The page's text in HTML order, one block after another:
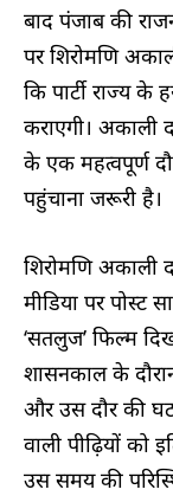
बाद पंजाब की
पर शिरोमणि
कि पार्टी राज्य के
कराएगी। अकाली
के एक महत्वपूर्ण
पहुंचाना जरूरी है।
शिरोमणि
मीडिया पर पोस्ट
‘सतलुज’ फिल्म
शासनकाल के
और उस दौर की
वाली पीढ़ियों को
उस समय की